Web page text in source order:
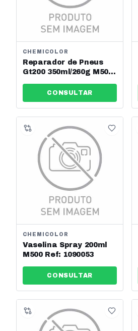
CHEMICOLOR
Reparador de Pneus
Gt200 350ml/260g M500
CONSULTAR
CHEMICOLOR
Vaselina Spray 200ml
M500 Ref: 1090053
CONSULTAR